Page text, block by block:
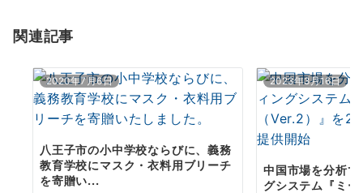
ン
関連記事
2020年7月6日
八王子市の小中学校ならびに、義務
教育学校にマスク・衣料用ブリーチ
を寄贈い...
2023年3月16日
中国市場を分析
グシステム『ミ